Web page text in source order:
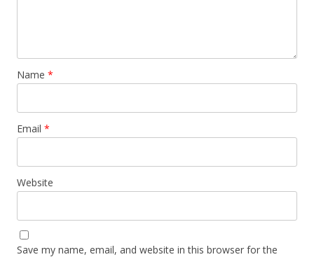
Name *
Email *
Website
Save my name, email, and website in this browser for the